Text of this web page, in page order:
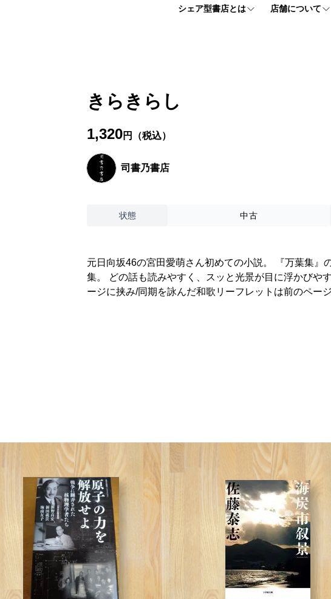
シェア型書店とは 店舗について
きらきらし
1,320円（税込）
司書乃書店
状態 中古
元日向坂46の宮田愛萌さん初めての小説。 『万葉集』
集。 どの話も読みやすく、スッと光景が目に浮かび
ージに挟み/同期を詠んだ和歌リーフレットは前のペー